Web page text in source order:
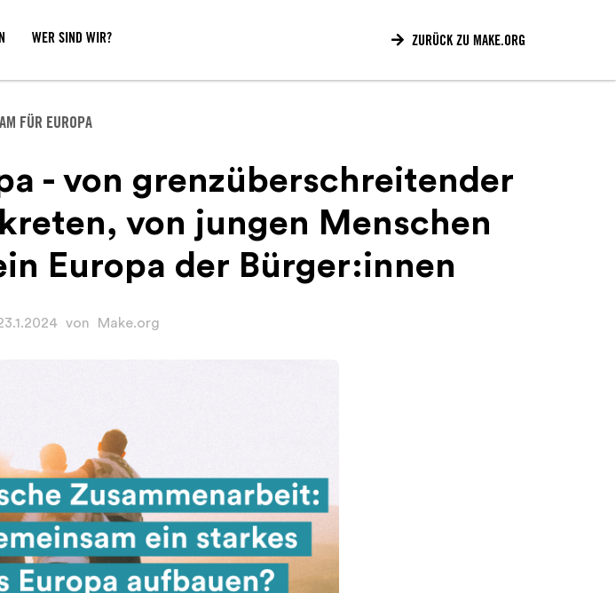
 ZURÜCK ZU MAKE.ORG
WER SIND WIR?
FÜR EUROPA
- von grenzüberschreitender
von jungen Menschen
Europa der Bürger:innen
von Make.org